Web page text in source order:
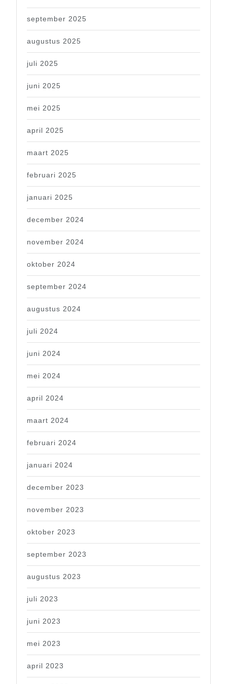
september 2025
augustus 2025
juli 2025
juni 2025
mei 2025
april 2025
maart 2025
februari 2025
januari 2025
december 2024
november 2024
oktober 2024
september 2024
augustus 2024
juli 2024
juni 2024
mei 2024
april 2024
maart 2024
februari 2024
januari 2024
december 2023
november 2023
oktober 2023
september 2023
augustus 2023
juli 2023
juni 2023
mei 2023
april 2023